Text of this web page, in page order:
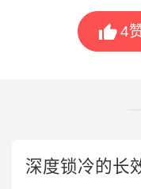
4
深度锁冷的长